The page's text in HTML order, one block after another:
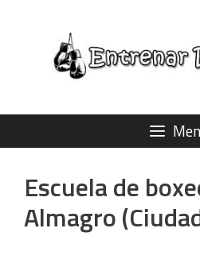
contenido
Escuela de
Almagro